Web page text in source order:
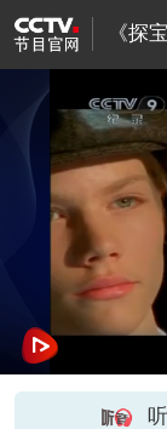
《探